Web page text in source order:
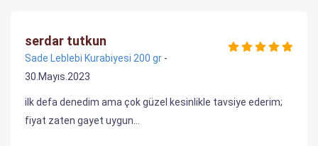
serdar tutkun
Sade Leblebi Kurabiyesi 200 gr -
30.Mayıs.2023
ilk defa denedim ama çok güzel kesinlikle tavsiye ederim;
fiyat zaten gayet uygun...